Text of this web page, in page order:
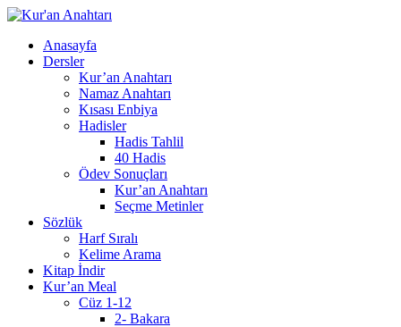
Anasayfa
Dersler
Kur’an Anahtarı
Namaz Anahtarı
Kısası Enbiya
Hadisler
Hadis Tahlil
40 Hadis
Ödev Sonuçları
Kur’an Anahtarı
Seçme Metinler
Sözlük
Harf Sıralı
Kelime Arama
Kitap İndir
Kur’an Meal
Cüz 1-12
2- Bakara